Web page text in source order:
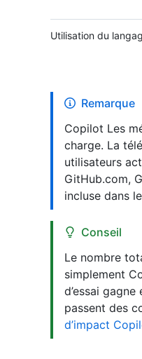
Utilisation du
Remarque
Copilot Les
charge. La
utilisateurs
GitHub.com,
incluse dans
Conseil
Le nombre
simplement
d’essai
passent des
d’impact